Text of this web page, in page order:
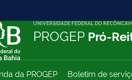
UNIVERSIDADE FEDERAL DO
PROGEP Pró-
da PROGEP Boletim de